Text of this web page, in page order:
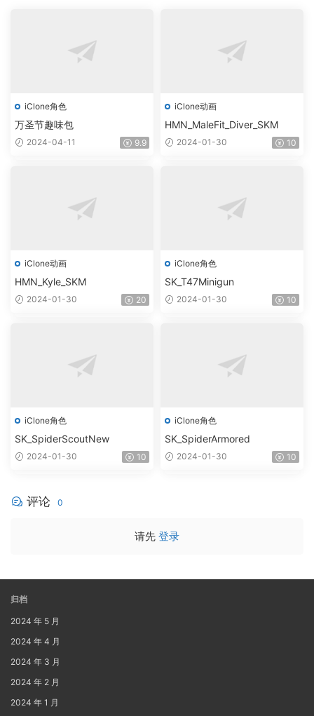
iClone角色
万圣节趣味包
2024-04-11 9.9
iClone动画
HMN_MaleFit_Diver_SKM
2024-01-30 10
iClone动画
HMN_Kyle_SKM
2024-01-30 20
iClone角色
SK_T47Minigun
2024-01-30 10
iClone角色
SK_SpiderScoutNew
2024-01-30 10
iClone角色
SK_SpiderArmored
2024-01-30 10
评论 0
请先 登录
归档
2024 年 5 月
2024 年 4 月
2024 年 3 月
2024 年 2 月
2024 年 1 月